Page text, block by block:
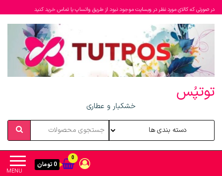
در صورتی که کالای مورد نظر در وبسایت موجود نبود از طریق واتساپ یا تماس خرید کنید
توتپُس
خشکبار و عطاری
MENU
0
0 تومان